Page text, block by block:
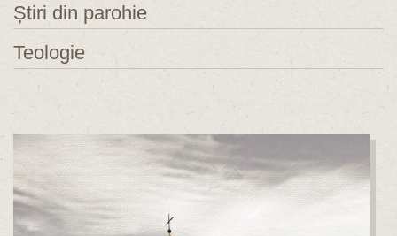
Știri din parohie
Teologie